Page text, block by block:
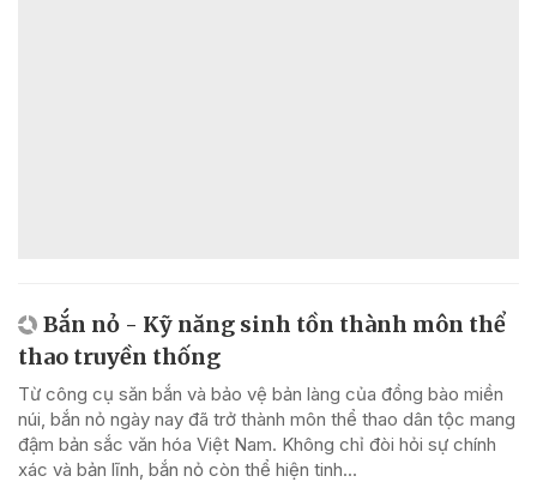
Bắn nỏ - Kỹ năng sinh tồn thành môn thể
thao truyền thống
Từ công cụ săn bắn và bảo vệ bản làng của đồng bào miền
núi, bắn nỏ ngày nay đã trở thành môn thể thao dân tộc mang
đậm bản sắc văn hóa Việt Nam. Không chỉ đòi hỏi sự chính
xác và bản lĩnh, bắn nỏ còn thể hiện tinh...